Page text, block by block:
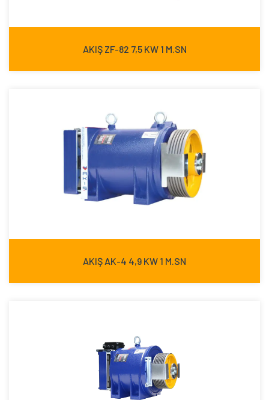
AKIŞ ZF-82 7,5 KW 1 M.SN
AKIŞ AK-4 4,9 KW 1 M.SN